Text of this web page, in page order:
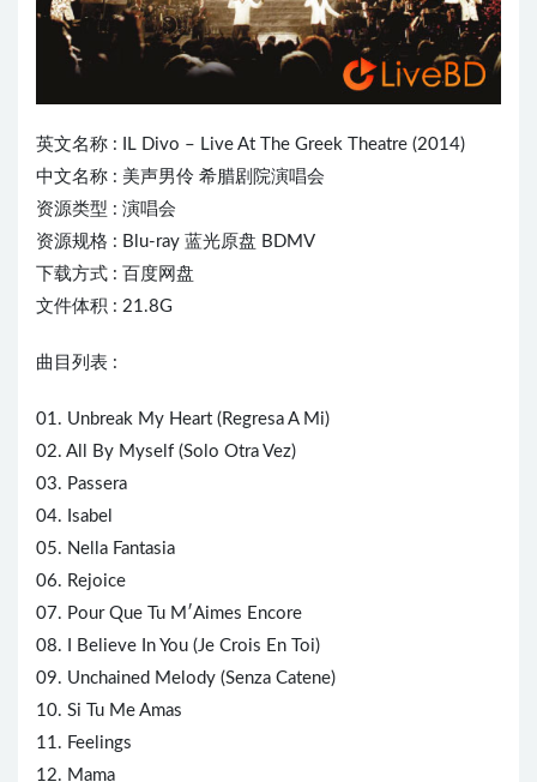
英文名称 : IL Divo – Live At The Greek Theatre (2014)
中文名称 : 美声男伶 希腊剧院演唱会
资源类型 : 演唱会
资源规格 : Blu-ray 蓝光原盘 BDMV
下载方式 : 百度网盘
文件体积 : 21.8G
曲目列表 :
01. Unbreak My Heart (Regresa A Mi)
02. All By Myself (Solo Otra Vez)
03. Passera
04. Isabel
05. Nella Fantasia
06. Rejoice
07. Pour Que Tu M′Aimes Encore
08. I Believe In You (Je Crois En Toi)
09. Unchained Melody (Senza Catene)
10. Si Tu Me Amas
11. Feelings
12. Mama